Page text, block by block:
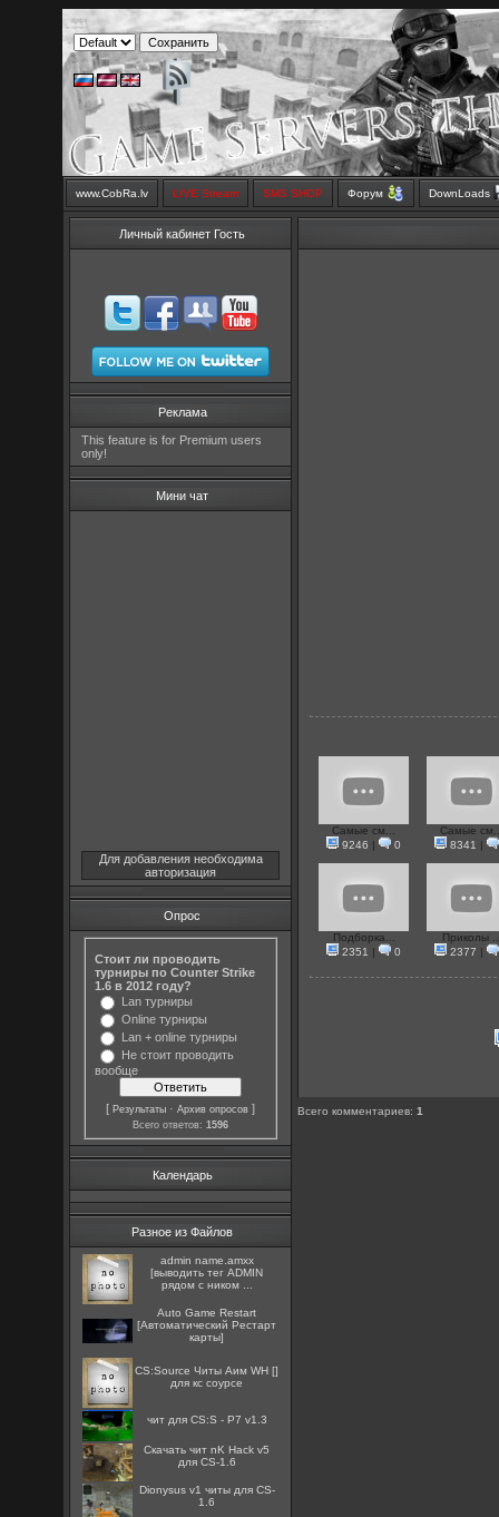
www.CobRa.lv LIVE Stream SMS SHOP Форум DownLoads
Личный кабинет Гость
Реклама
This feature is for Premium users
only!
Мини чат
Для добавления необходима
авторизация
Опрос
Стоит ли проводить
турниры по Counter Strike
1.6 в 2012 году?
Lan турниры
Online турниры
Lan + online турниры
Не стоит проводить
вообще
[Результаты ·Архив опросов ]
Всего ответов:1596
Календарь
Разное из Файлов
admin name.amxx
[выводить тег ADMIN
рядом с ником ...
Auto Game Restart
[Автоматический Рестарт
карты]
CS:Source Читы Аим WH []
для кс соурсе
чит для CS:S - P7 v1.3
Скачать чит nK Hack v5
для CS-1.6
Dionysus v1 читы для CS-
1.6
Самые см...
9246 | 0
Самые
8341 |
Подборка...
2351 | 0
Приколы
2377 |
Всего комментариев:1